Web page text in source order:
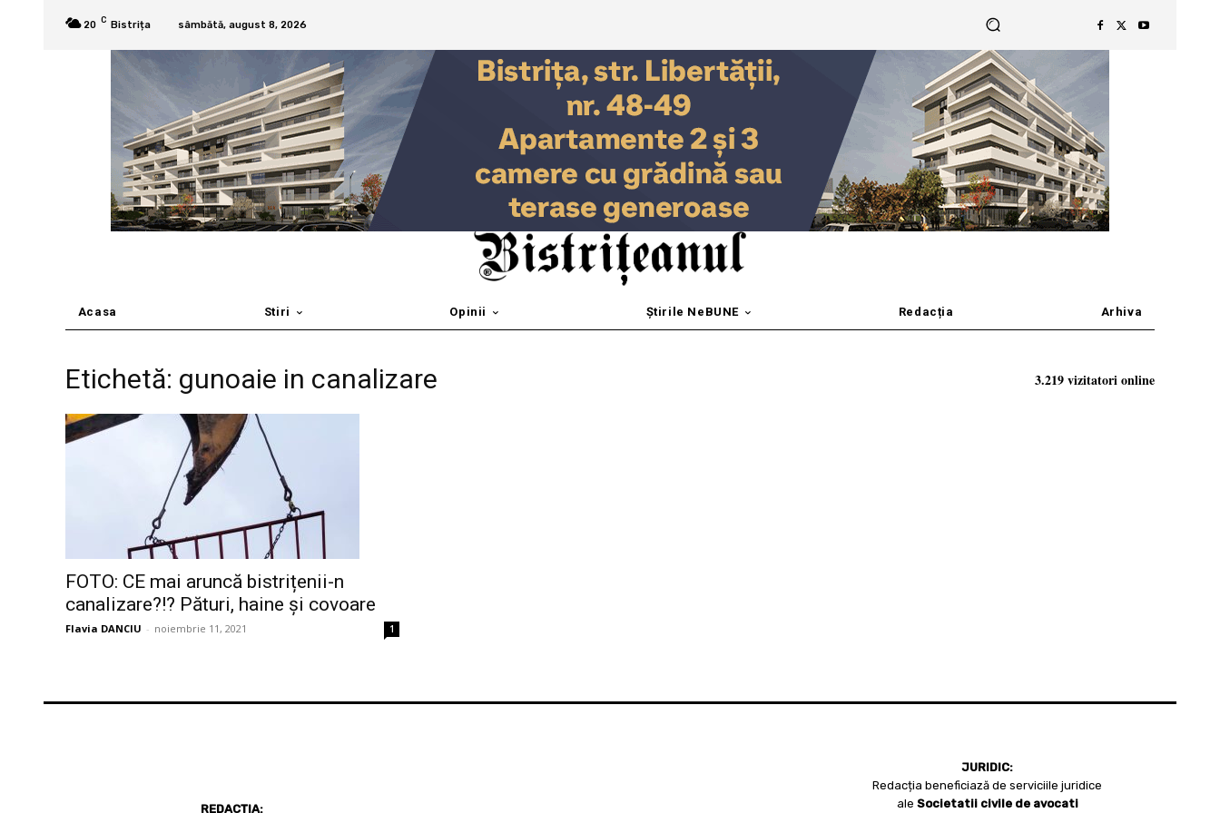
20 C Bistrița sâmbătă, august 8, 2026
Acasa Stiri Opinii Știrile NeBUNE Redacția Arhiva
Etichetă: gunoaie in canalizare
FOTO: CE mai aruncă bistrițenii-n
canalizare?!? Pături, haine și covoare
Flavia DANCIU - noiembrie 11, 2021 1
3.219 vizitatori online
REDACȚIA:
JURIDIC:
Redacția beneficiază de serviciile juridice
ale Societatii civile de avocati